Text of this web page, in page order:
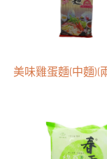
美味雞蛋麵(中麵)(